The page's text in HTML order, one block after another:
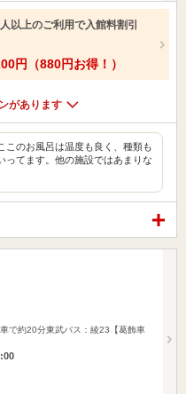
以上のご利用で入館料割引
円（880円お得！）
があります
このお風呂は温度も良く、種類も
ってます。他の施設ではあまりな
で約20分東武バス：綾23【葛飾車